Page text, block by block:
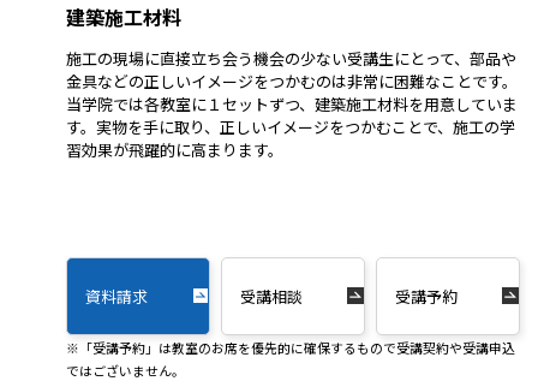
建築施工材料
施工の現場に直接立ち会う機会の少ない受講生にとって、部品や
金具などの正しいイメージをつかむのは非常に困難なことです。
当学院では各教室に１セットずつ、建築施工材料を用意していま
す。実物を手に取り、正しいイメージをつかむことで、施工の学
習効果が飛躍的に高まります。
資料請求 受講相談 受講予約
※「受講予約」は教室のお席を優先的に確保するもので受講契約や受講申込
ではございません。